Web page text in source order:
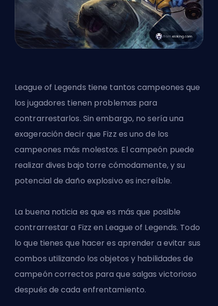
League of Legends tiene tantos campeones que
los jugadores tienen problemas para
contrarrestarlos. Sin embargo, no sería una
exageración decir que Fizz es uno de los
campeones más molestos. El campeón puede
realizar dives bajo torre cómodamente, y su
potencial de daño explosivo es increíble.
La buena noticia es que es más que posible
contrarrestar a Fizz en League of Legends. Todo
lo que tienes que hacer es aprender a evitar sus
combos utilizando los objetos y habilidades de
campeón correctos para que salgas victorioso
después de cada enfrentamiento.